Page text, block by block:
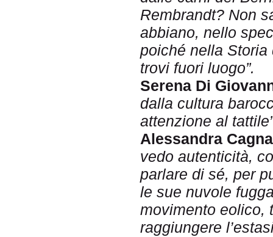
Rembrandt? Non
abbiano, nello
poiché nella Storia
trovi fuori luogo”.
Serena Di
dalla cultura
attenzione al
Alessandra
vedo autenticità,
parlare di sé, per
le sue nuvole
movimento eolico,
raggiungere